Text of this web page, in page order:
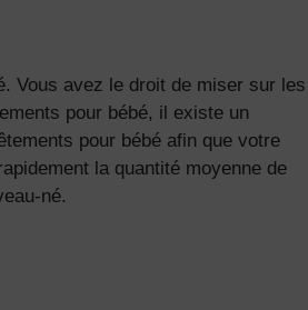
Vous avez le droit de miser sur les
pour bébé, il existe un
pour bébé afin que votre
la quantité moyenne de
né.
de
de